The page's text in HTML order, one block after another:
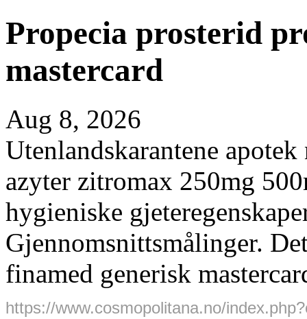
Propecia prosterid
mastercard
Aug 8, 2026
Utenlandskarantene
azyter zitromax 250mg
hygieniske
Gjennomsnittsmålinger.
finamed generisk
https://www.cosmopolitana.no/